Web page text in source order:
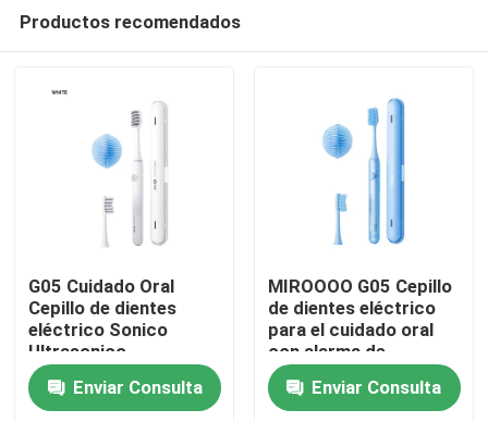
En casa
Productos
Los vídeos
Productos recomendados
G05 Cuidado Oral
Cepillo de dientes
eléctrico Sonico
Ultrasonico
Recargable Con Alerta
de TiempoEnviar Consulta
MIROOOO G05 Cepillo
de dientes eléctrico
para el cuidado oral
con alarma de
temporizador y carga
inalámbricaEnviar Consulta